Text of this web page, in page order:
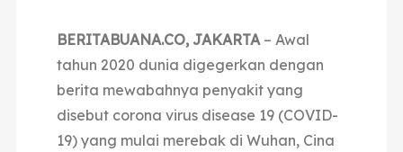
BERITABUANA.CO, JAKARTA– Awal
tahun 2020 dunia digegerkan dengan
berita mewabahnya penyakit yang
disebut corona virus disease 19 (COVID-
19) yang mulai merebak di Wuhan, Cina